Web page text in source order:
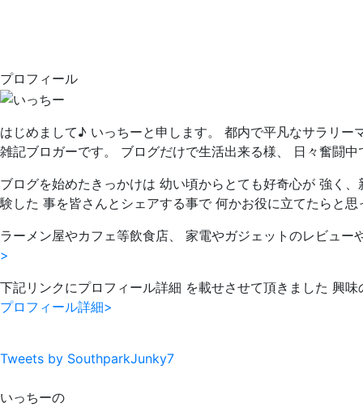
プロフィール
はじめまして♪ いっちーと申します。 都内で平凡なサラリ
雑記ブロガーです。 ブログだけで生活出来る様、 日々奮闘中
ブログを始めたきっかけは 幼い頃からとても好奇心が 強く
験した 事を皆さんとシェアする事で 何かお役に立てたらと
ラーメン屋やカフェ等飲食店、 家電やガジェットのレビュ
>
下記リンクにプロフィール詳細 を載せさせて頂きました 興
プロフィール詳細>
Tweets by SouthparkJunky7
いっちーの